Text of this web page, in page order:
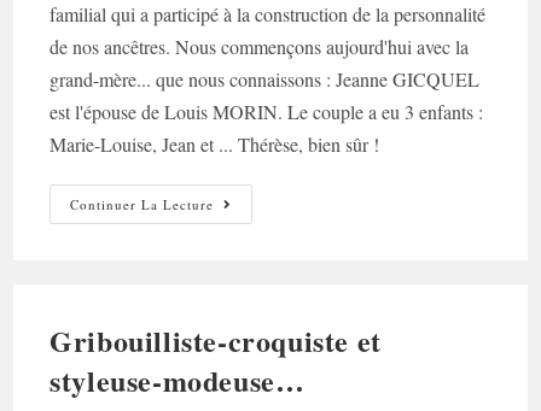
familial qui a participé à la construction de la personnalité
de nos ancêtres. Nous commençons aujourd'hui avec la
grand-mère... que nous connaissons : Jeanne GICQUEL
est l'épouse de Louis MORIN. Le couple a eu 3 enfants :
Marie-Louise, Jean et ... Thérèse, bien sûr !
Continuer La Lecture Dans
La
Gribouilliste-croquiste et
styleuse-modeuse…